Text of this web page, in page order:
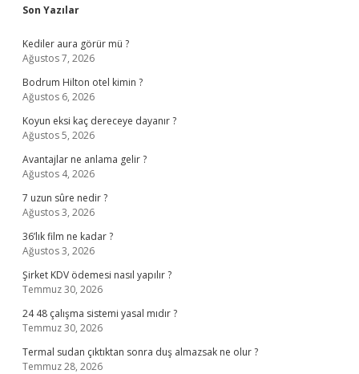
Sidebar
Son Yazılar
Kediler aura görür mü ?
Ağustos 7, 2026
Bodrum Hilton otel kimin ?
Ağustos 6, 2026
Koyun eksi kaç dereceye dayanır ?
Ağustos 5, 2026
Avantajlar ne anlama gelir ?
Ağustos 4, 2026
7 uzun sûre nedir ?
Ağustos 3, 2026
36’lık film ne kadar ?
Ağustos 3, 2026
Şirket KDV ödemesi nasıl yapılır ?
Temmuz 30, 2026
24 48 çalışma sistemi yasal mıdır ?
Temmuz 30, 2026
Termal sudan çıktıktan sonra duş almazsak ne olur ?
Temmuz 28, 2026